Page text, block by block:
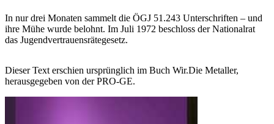
In nur drei Monaten sammelt die ÖGJ 51.243 Unterschriften – und
ihre Mühe wurde belohnt. Im Juli 1972 beschloss der Nationalrat
das Jugendvertrauensrätegesetz.
Dieser Text erschien ursprünglich im Buch Wir.Die Metaller,
herausgegeben von der PRO-GE.